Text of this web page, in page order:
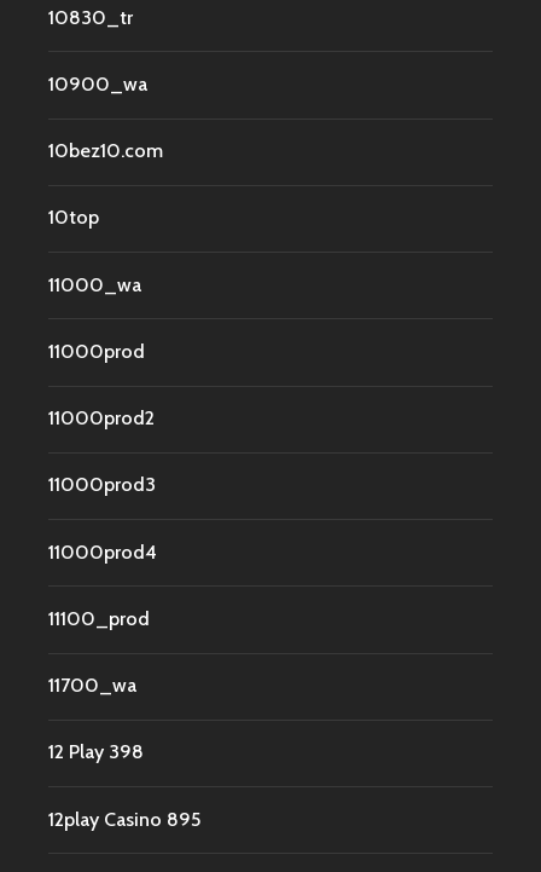
10830_tr
10900_wa
10bez10.com
10top
11000_wa
11000prod
11000prod2
11000prod3
11000prod4
11100_prod
11700_wa
12 Play 398
12play Casino 895